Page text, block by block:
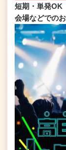
短期・単発OK
会場などでの